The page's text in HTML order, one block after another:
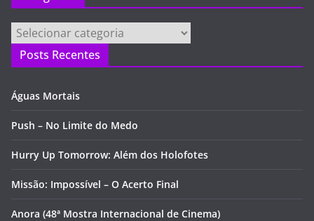
Categorias
Posts Recentes
Águas Mortais
Push – No Limite do Medo
Hurry Up Tomorrow: Além dos Holofotes
Missão: Impossível – O Acerto Final
Anora (48ª Mostra Internacional de Cinema)